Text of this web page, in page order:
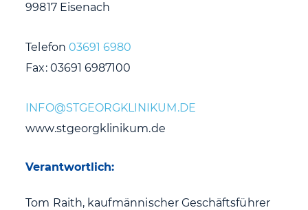
99817 Eisenach
Telefon 03691 6980
Fax: 03691 6987100
www.stgeorgklinikum.de
Verantwortlich:
Tom Raith, kaufmännischer Geschäftsführer